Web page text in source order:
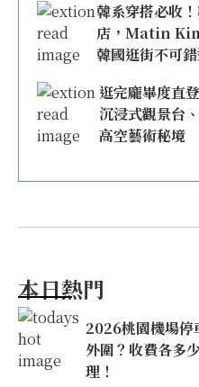
韓系穿搭必收
店，Matin
韓國逛街不可
逛完龐畢度直
沉浸式觀景台
高空藝術秘境
本日熱門
2026桃園機場停
外圍？收費各多
理！